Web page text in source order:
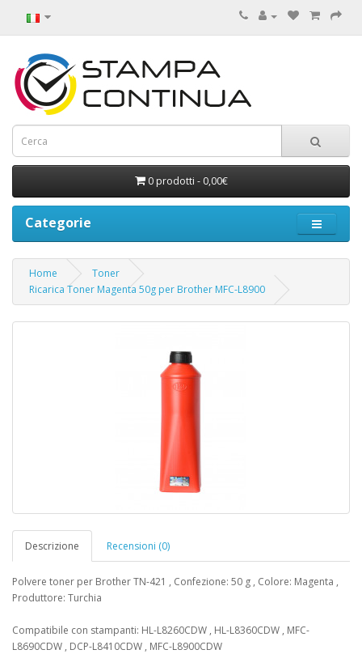
0 prodotti - 0,00€
Categorie
Home
Toner
Ricarica Toner Magenta 50g per Brother MFC-L8900
Descrizione Recensioni (0)
Polvere toner per Brother TN-421 , Confezione: 50 g , Colore: Magenta ,
Produttore: Turchia
Compatibile con stampanti: HL-L8260CDW , HL-L8360CDW , MFC-
L8690CDW , DCP-L8410CDW , MFC-L8900CDW